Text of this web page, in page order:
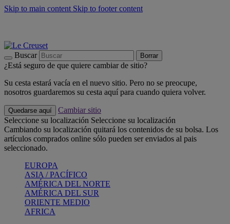
Skip to main content Skip to footer content
Buscar Borrar
¿Está seguro de que quiere cambiar de sitio?
Su cesta estará vacía en el nuevo sitio. Pero no se preocupe,
nosotros guardaremos su cesta aquí para cuando quiera volver.
Quedarse aquí
Cambiar sitio
Seleccione su localización Seleccione su localización
Cambiando su localización quitará los contenidos de su bolsa. Los
artículos comprados online sólo pueden ser enviados al pais
seleccionado.
EUROPA
ASIA / PACÍFICO
AMÉRICA DEL NORTE
AMÉRICA DEL SUR
ORIENTE MEDIO
AFRICA